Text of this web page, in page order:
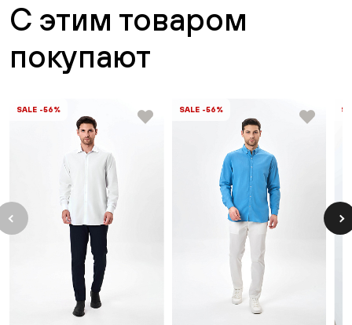
С этим товаром
покупают
SALE -56% SALE -56%